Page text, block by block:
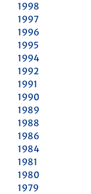
1998
1997
1996
1995
1994
1992
1991
1990
1989
1988
1986
1984
1981
1980
1979